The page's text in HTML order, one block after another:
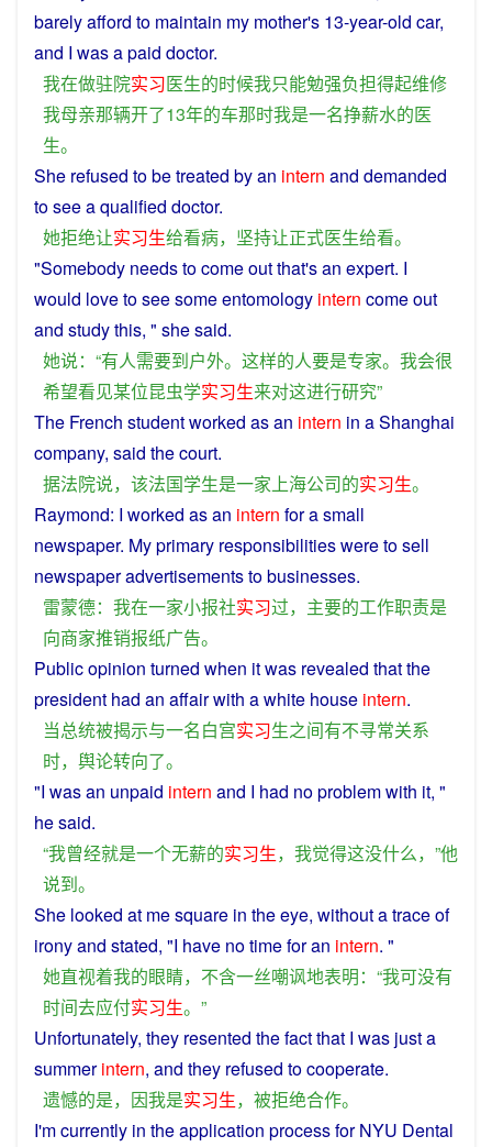
barelyafford to maintain my mother's 13-year-old car,
and I wasapaid doctor.
我在做驻院实习医生的时候我只能勉强负担得起维修
我母亲那辆开了13年的车那时我是一名挣薪水的医
生。
She refused tobe treated by an intern and demanded
toseea qualified doctor.
她拒绝让实习生给看病， 坚持让正式医生给看。
"Somebody needstocomeoutthat'san expert. I
would love toseesomeentomology intern comeout
and studythis, " shesaid.
她说：“有人需要到户外。 这样的人要是专家。 我会很
希望看见某位昆虫学实习生来对这进行研究”
The French studentworked asan intern in aShanghai
company, said thecourt.
据法院说， 该法国学生是一家上海公司的实习生。
Raymond: I worked as an intern forasmall
newspaper. Myprimary responsibilitiesweretosell
newspaperadvertisementstobusinesses.
雷蒙德： 我在一家小报社实习过， 主要的工作职责是
向商家推销报纸广告。
Public opinion turned when itwas revealed thatthe
president had an affairwith awhite house intern.
当总统被揭示与一名白宫实习生之间有不寻常关系
时， 舆论转向了。
"I wasan unpaid intern and I had noproblem with it, "
hesaid.
“我曾经就是一个无薪的实习生， 我觉得这没什么，”他
说到。
She looked at mesquare in theeye, withoutatraceof
ironyand stated, "I have notimefor an intern. "
她直视着我的眼睛， 不含一丝嘲讽地表明：“我可没有
时间去应付实习生。”
Unfortunately, they resented thefact that I was just a
summerintern, and they refused tocooperate.
遗憾的是， 因我是实习生， 被拒绝合作。
I'mcurrently in theapplication processfor NYU Dental